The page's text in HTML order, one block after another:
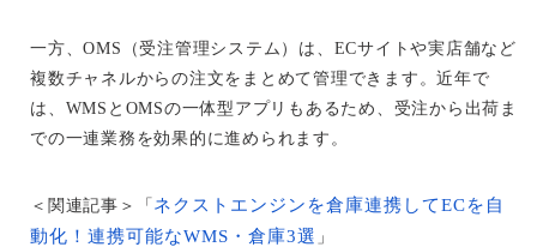
一方、OMS（受注管理システム）は、ECサイトや実店舗など
複数チャネルからの注文をまとめて管理できます。近年で
は、WMSとOMSの一体型アプリもあるため、受注から出荷ま
での一連業務を効果的に進められます。
＜関連記事＞「 ネクストエンジンを倉庫連携してECを自
動化！連携可能なWMS・倉庫3選 」